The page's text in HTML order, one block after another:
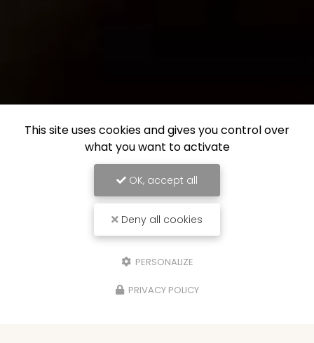
This site uses cookies and gives you control over
what you want to activate
OK, accept all
Deny all cookies
PERSONALIZE
PRIVACY POLICY